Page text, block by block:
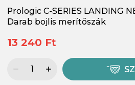
Prologic C-SERIES LANDING
Darab bojlis merítőszák
13 240 Ft